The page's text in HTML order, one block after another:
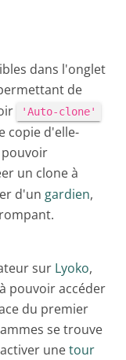
dans l'onglet
de
'Auto-clone'
copie d'elle-
pouvoir
un clone à
d'un gardien,
sur Lyoko,
pouvoir accéder
du premier
se trouve
unetour